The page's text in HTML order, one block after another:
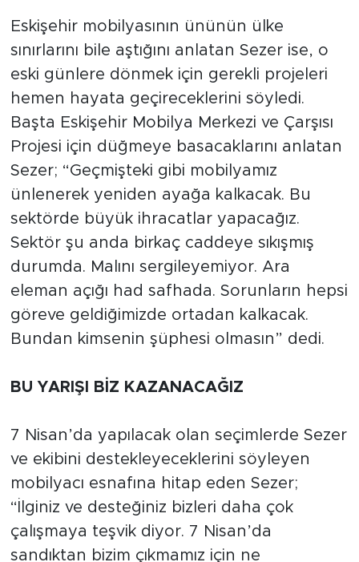
Eskişehir mobilyasının ününün ülke
sınırlarını bile aştığını anlatan Sezer ise, o
eski günlere dönmek için gerekli projeleri
hemen hayata geçireceklerini söyledi.
Başta Eskişehir Mobilya Merkezi ve Çarşısı
Projesi için düğmeye basacaklarını anlatan
Sezer; “Geçmişteki gibi mobilyamız
ünlenerek yeniden ayağa kalkacak. Bu
sektörde büyük ihracatlar yapacağız.
Sektör şu anda birkaç caddeye sıkışmış
durumda. Malını sergileyemiyor. Ara
eleman açığı had safhada. Sorunların hepsi
göreve geldiğimizde ortadan kalkacak.
Bundan kimsenin şüphesi olmasın” dedi.
BU YARIŞI BİZ KAZANACAĞIZ
7 Nisan’da yapılacak olan seçimlerde Sezer
ve ekibini destekleyeceklerini söyleyen
mobilyacı esnafına hitap eden Sezer;
“İlginiz ve desteğiniz bizleri daha çok
çalışmaya teşvik diyor. 7 Nisan’da
sandıktan bizim çıkmamız için ne